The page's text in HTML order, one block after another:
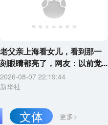
老父亲上海看女儿，看到那一
刻眼睛都亮了，网友：以前觉...
2026-08-07 22:19:44
新华社
更多>
文体